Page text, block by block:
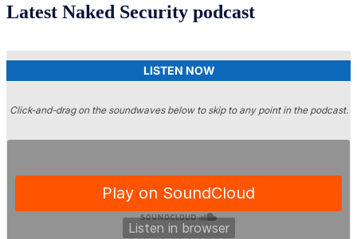
Latest Naked Security podcast
LISTEN NOW
Click-and-drag on the soundwaves below to skip to any point in the podcast.